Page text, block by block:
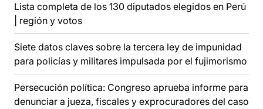
Lista completa de los 130 diputados elegidos en Perú
| región y votos
Siete datos claves sobre la tercera ley de impunidad
para policías y militares impulsada por el fujimorismo
Persecución política: Congreso aprueba informe para
denunciar a jueza, fiscales y exprocuradores del caso